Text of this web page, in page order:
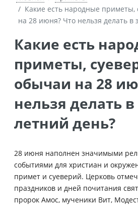
Какие есть народные приметы,
на 28 июня? Что нельзя делать в
Какие есть народные
приметы,
обычаи на 28
нельзя делать в
летний день?
28 июня наполнен значимыми
событиями для христиан и
примет и суеверий. Церковь
праздников и дней почитания
пророк Амос, мученики Вит,